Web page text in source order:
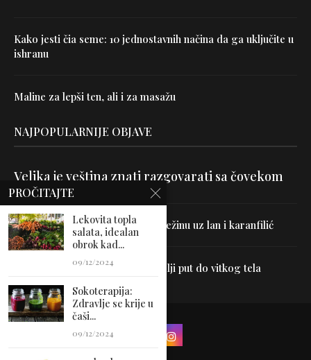
Kako jesti čia seme: 10 jednostavnih načina da ga uključite u
ishranu
Maline za lepši ten, ali i za masažu
NAJPOPULARNIJE OBJAVE
Velika je veština znati razgovarati sa čovekom
Uništite parazite i normalizujte težinu uz lan i karanfilić
Dr Hajder: Akupunktura je najbolji put do vitkog tela
PROČITAJTE
Lekovita topla
salata, idealan
obrok kad...
09/12/2024
Sokoterapija:
Zdravlje se krije u
čaši...
09/12/2024